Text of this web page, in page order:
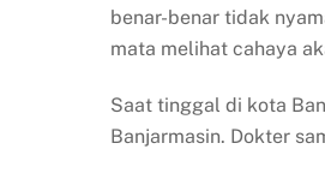
benar-benar tidak
mata melihat cahaya
Saat tinggal di kota
Banjarmasin. Dokter